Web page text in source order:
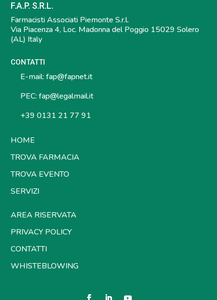
F.A.P. S.R.L.
Farmacisti Associati Piemonte S.r.l.
Via Piacenza 4, Loc. Madonna del Poggio 15029 Solero
(AL) Italy
CONTATTI
E-mail: fap@fapnet.it
PEC: fap@legalmail.it
+39 0131 21 77 91
HOME
TROVA FARMACIA
TROVA EVENTO
SERVIZI
AREA RISERVATA
PRIVACY POLICY
CONTATTI
WHISTEBLOWING